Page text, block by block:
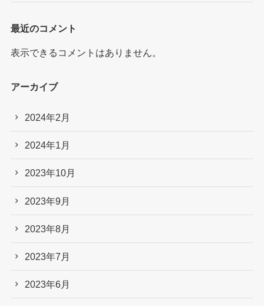
最近のコメント
表示できるコメントはありません。
アーカイブ
2024年2月
2024年1月
2023年10月
2023年9月
2023年8月
2023年7月
2023年6月